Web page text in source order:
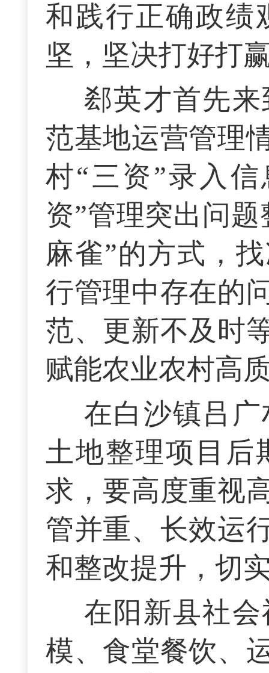
和践行正确政绩
坚，坚决打好打
郄英才首先
范基地运营管理
村“三资”录入
资”管理突出问
麻雀”的方式，
行管理中存在的
范、更新不及时
赋能农业农村高
在白沙镇吕
土地整理项目后
求，要高度重视
管并重、长效运
和整改提升，切
在阳新县社
模、食堂餐饮、